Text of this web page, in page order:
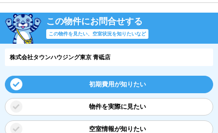
この物件にお問合せする
この物件を見たい、空室状況を知りたいなど
株式会社タウンハウジング東京 青砥店
初期費用が知りたい
物件を実際に見たい
空室情報が知りたい